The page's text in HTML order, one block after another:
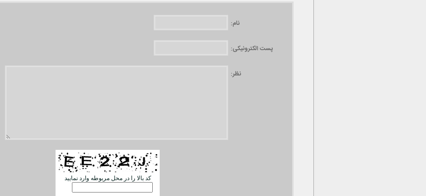
نام:
پست الکترونیکی:
نظر:
کد بالا را در محل مربوطه وارد نمایید